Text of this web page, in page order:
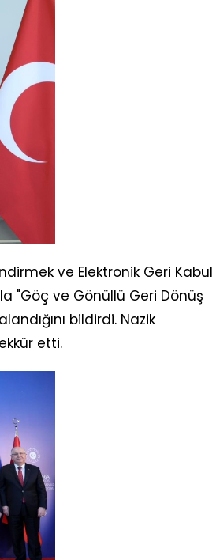
ve Elektronik Geri Kabul
"Göç ve Gönüllü Geri Dönüş
bildirdi. Nazik
etti.